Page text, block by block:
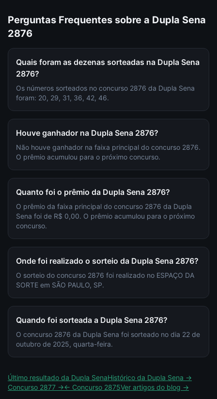
Perguntas Frequentes sobre a Dupla Sena
2876
Quais foram as dezenas sorteadas na Dupla Sena
2876?
Os números sorteados no concurso 2876 da Dupla Sena
foram: 20, 29, 31, 36, 42, 46.
Houve ganhador na Dupla Sena 2876?
Não houve ganhador na faixa principal do concurso 2876.
O prêmio acumulou para o próximo concurso.
Quanto foi o prêmio da Dupla Sena 2876?
O prêmio da faixa principal do concurso 2876 da Dupla
Sena foi de R$ 0,00. O prêmio acumulou para o próximo
concurso.
Onde foi realizado o sorteio da Dupla Sena 2876?
O sorteio do concurso 2876 foi realizado no ESPAÇO DA
SORTE em SÃO PAULO, SP.
Quando foi sorteada a Dupla Sena 2876?
O concurso 2876 da Dupla Sena foi sorteado no dia 22 de
outubro de 2025, quarta-feira.
Último resultado da Dupla SenaHistórico da Dupla Sena →
Concurso 2877 →← Concurso 2875Ver artigos do blog →